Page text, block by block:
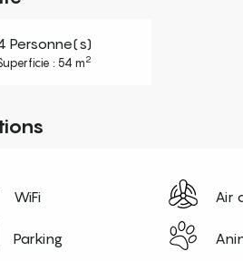
Personne(s)
: 54 m2
WiFi Air
Parking